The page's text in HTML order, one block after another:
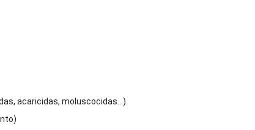
acaricidas, moluscocidas…).